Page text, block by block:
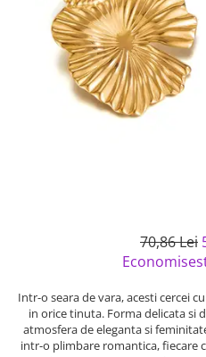
semipretioase
Bijuterii argint placat cu aur
Bijuterii argint cu diverse
materiale
Bijuterii argint cu murano
Bijuterii de Lux
Bijuterii gotice si rock
Bijuterii Handmade
Bijuterii fantezie
Solutii si lavete de curatare
70,86 Lei
Intr-o seara de vara, acesti cercei
in orice tinuta. Forma delicata si
atmosfera de eleganta si
intr-o plimbare romantica, fiecare